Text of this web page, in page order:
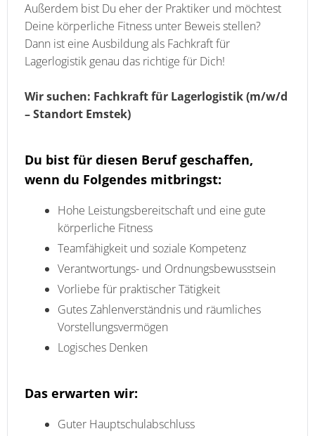
Außerdem bist Du eher der Praktiker und möchtest
Deine körperliche Fitness unter Beweis stellen?
Dann ist eine Ausbildung als Fachkraft für
Lagerlogistik genau das richtige für Dich!
Wir suchen: Fachkraft für Lagerlogistik (m/w/d
– Standort Emstek)
Du bist für diesen Beruf geschaffen,
wenn du Folgendes mitbringst:
Hohe Leistungsbereitschaft und eine gute
körperliche Fitness
Teamfähigkeit und soziale Kompetenz
Verantwortungs- und Ordnungsbewusstsein
Vorliebe für praktischer Tätigkeit
Gutes Zahlenverständnis und räumliches
Vorstellungsvermögen
Logisches Denken
Das erwarten wir:
Guter Hauptschulabschluss